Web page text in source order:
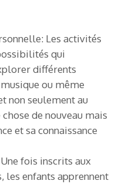
Les activités
qui
différents
ou même
non seulement au
de nouveau mais
et sa connaissance
fois inscrits aux
enfants apprennent